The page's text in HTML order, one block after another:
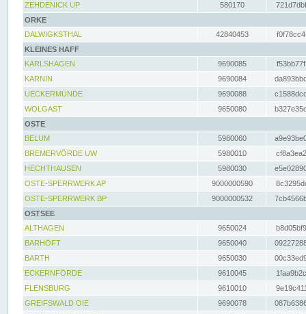
ZEHDENICK UP
580170
ORKE
DALWIGKSTHAL
42840453
KLEINES HAFF
KARLSHAGEN
9690085
KARNIN
9690084
UECKERMÜNDE
9690088
WOLGAST
9650080
OSTE
BELUM
5980060
BREMERVÖRDE UW
5980010
HECHTHAUSEN
5980030
OSTE-SPERRWERK AP
9000000590
OSTE-SPERRWERK BP
9000000532
OSTSEE
ALTHAGEN
9650024
BARHÖFT
9650040
BARTH
9650030
ECKERNFÖRDE
9610045
FLENSBURG
9610010
GREIFSWALD OIE
9690078